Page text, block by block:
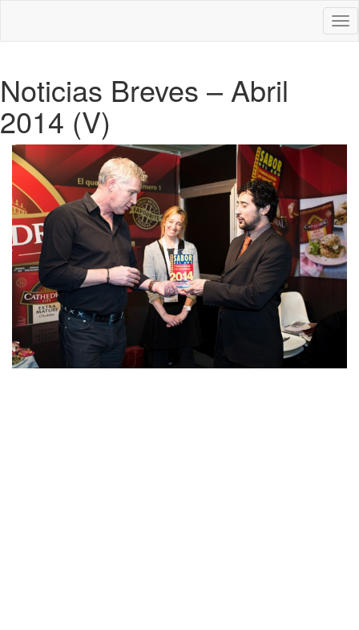
Noticias Breves – Abril
2014 (V)